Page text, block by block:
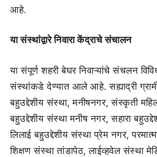
आहे.
या संस्थांद्वारे निवारा केंद्राचे संचालन
या संपूर्ण शहरी बेघर निवाऱ्यांचे संचलन
संस्थांकडे देण्यात आले आहे. सह्याद्री
बहुउद्देशीय संस्था, मनीषनगर, संस्कृती
बहुउद्देशीय संस्था मनीष नगर, सहारा
लिलाई बहुउद्देशीय संस्था प्रेम नगर,
शिक्षण संस्था तांडापेठ, लाईव्हवेल संस्था